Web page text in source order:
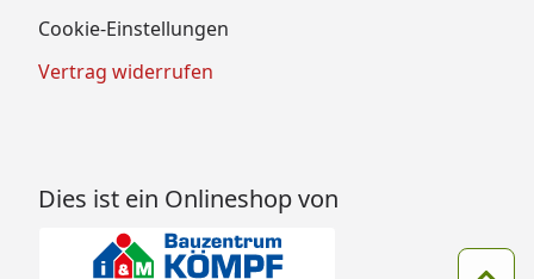
Cookie-Einstellungen
Vertrag widerrufen
Dies ist ein Onlineshop von